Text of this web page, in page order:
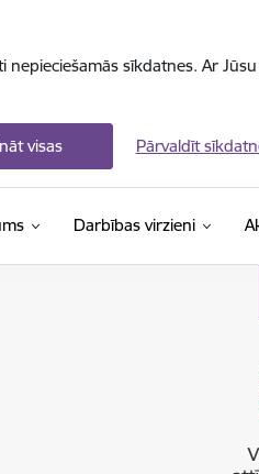
sīkdatnes. Ar
visas Pārvaldīt
Darbības virzieni